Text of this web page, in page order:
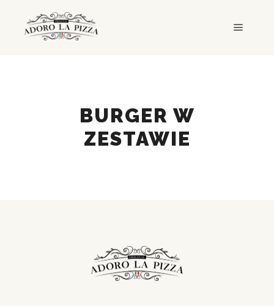
BURGER W
ZESTAWIE